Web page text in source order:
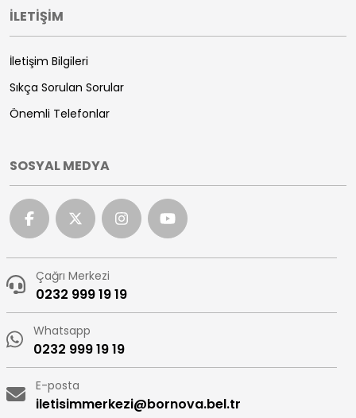
İLETİŞİM
İletişim Bilgileri
Sıkça Sorulan Sorular
Önemli Telefonlar
SOSYAL MEDYA
Çağrı Merkezi
0232 999 19 19
Whatsapp
0232 999 19 19
E-posta
iletisimmerkezi@bornova.bel.tr